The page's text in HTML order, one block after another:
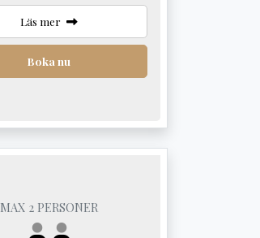
Läs mer
Boka nu
MAX 2 PERSONER